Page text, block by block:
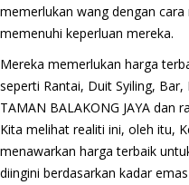
memerlukan wang dengan
memenuhi keperluan mereka.
Mereka memerlukan harga
seperti Rantai, Duit Syiling, Bar,
TAMAN BALAKONG JAYA dan
Kita melihat realiti ini, oleh itu,
menawarkan harga terbaik
diingini berdasarkan kadar